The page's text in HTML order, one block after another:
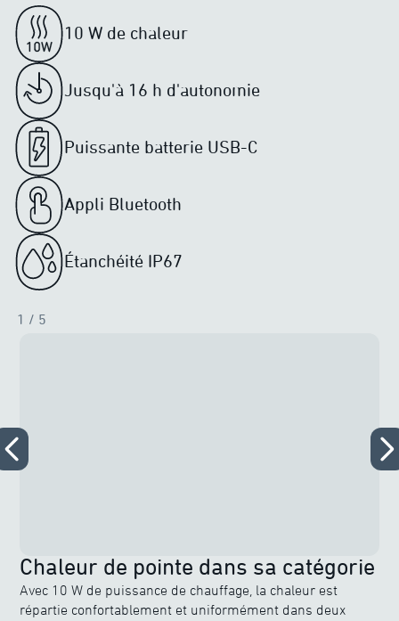
10 W de chaleur
Jusqu'à 16 h d'autonomie
Puissante batterie USB-C
Appli Bluetooth
Étanchéité IP67
1 / 5
Chaleur de pointe dans sa catégorie
Avec 10 W de puissance de chauffage, la chaleur est
répartie confortablement et uniformément dans deux